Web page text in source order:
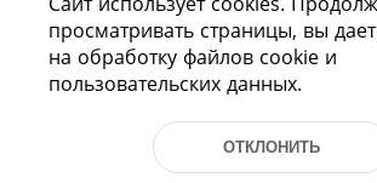
Пр-т Независимости 116
г. Минск, Республика Беларусь,
Тел.: (+375 17) 368 37 37, Факс:
просматривать страницы, вы
на обработку файлов cookie и
пользовательских данных.
ОТКЛОНИТЬ